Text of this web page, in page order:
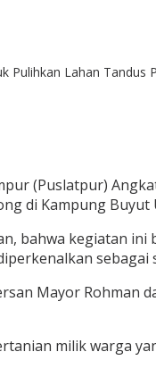
Pulihkan Lahan Tandus
(Puslatpur)
di Kampung
bahwa kegiatan
Mayor Rohman
milik warga